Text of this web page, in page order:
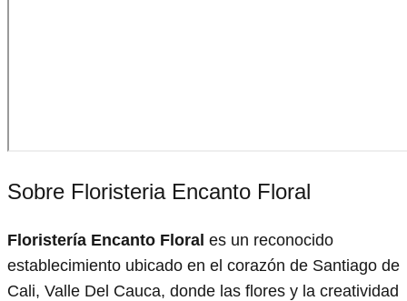
Sobre Floristeria Encanto Floral
Floristería Encanto Floral es un reconocido
establecimiento ubicado en el corazón de Santiago de
Cali, Valle Del Cauca, donde las flores y la creatividad